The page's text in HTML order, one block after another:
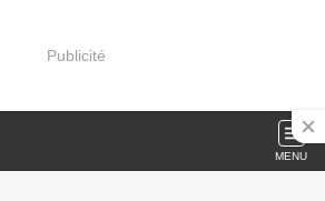
Publicité
MENU